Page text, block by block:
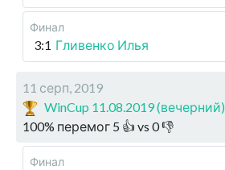
Финал
3:1 Гливенко Илья
11 серп, 2019
WinCup 11.08.2019 (вечерний)
100% перемог 5 👍 vs 0👎
Финал